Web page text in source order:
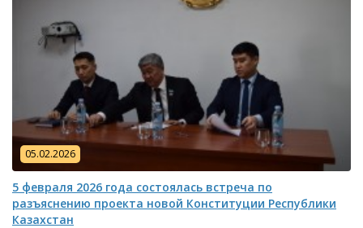
05.02.2026
5 февраля 2026 года состоялась встреча по
разъяснению проекта новой Конституции Республики
Казахстан